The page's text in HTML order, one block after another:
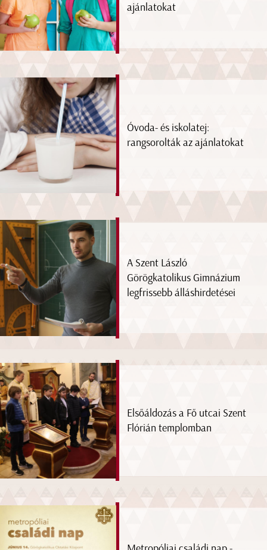
ajánlatokat
Óvoda- és iskolatej:
rangsorolták az ajánlatokat
A Szent László
Görögkatolikus Gimnázium
legfrissebb álláshirdetései
Elsőáldozás a Fő utcai Szent
Flórián templomban